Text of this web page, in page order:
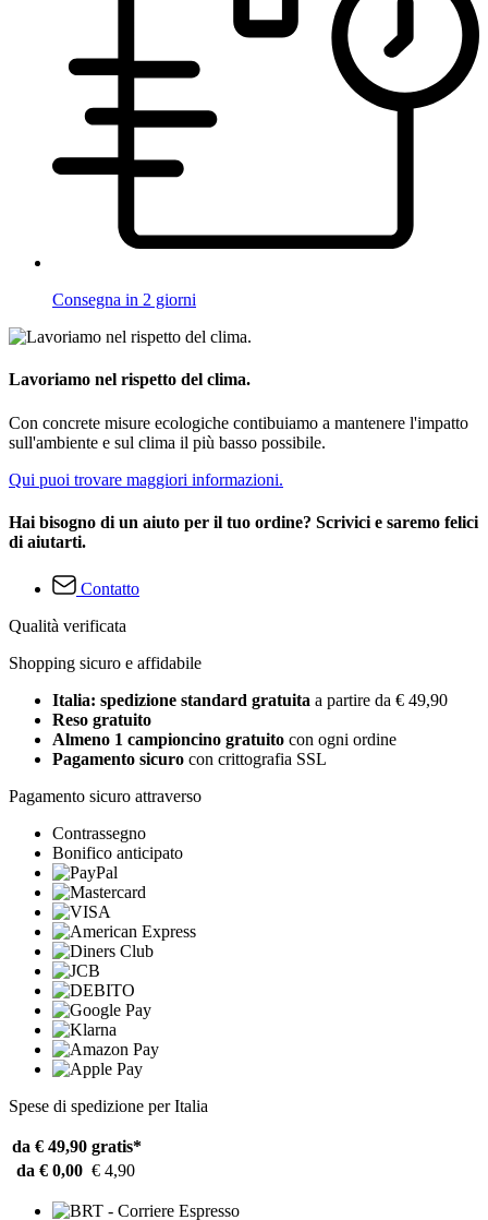
Consegna in 2 giorni
Lavoriamo nel rispetto del clima.
Con concrete misure ecologiche contibuiamo a mantenere l'impatto
sull'ambiente e sul clima il più basso possibile.
Qui puoi trovare maggiori informazioni.
Hai bisogno di un aiuto per il tuo ordine? Scrivici e saremo felici
di aiutarti.
Contatto
Qualità verificata
Shopping sicuro e affidabile
Italia: spedizione standard gratuita a partire da € 49,90
Reso gratuito
Almeno 1 campioncino gratuito con ogni ordine
Pagamento sicuro con crittografia SSL
Pagamento sicuro attraverso
Contrassegno
Bonifico anticipato
Spese di spedizione per Italia
da € 49,90 gratis*
da € 0,00 € 4,90